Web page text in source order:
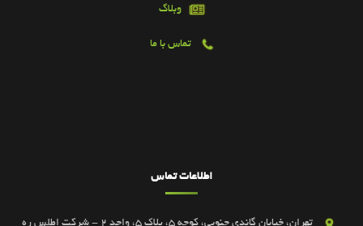
وبلاگ
تماس با ما
اطلاعات تماس
تهران، خیابان گاندی جنوبی، کوچه 5، پلاک 5، واحد 2 - شرکت اطلس ره